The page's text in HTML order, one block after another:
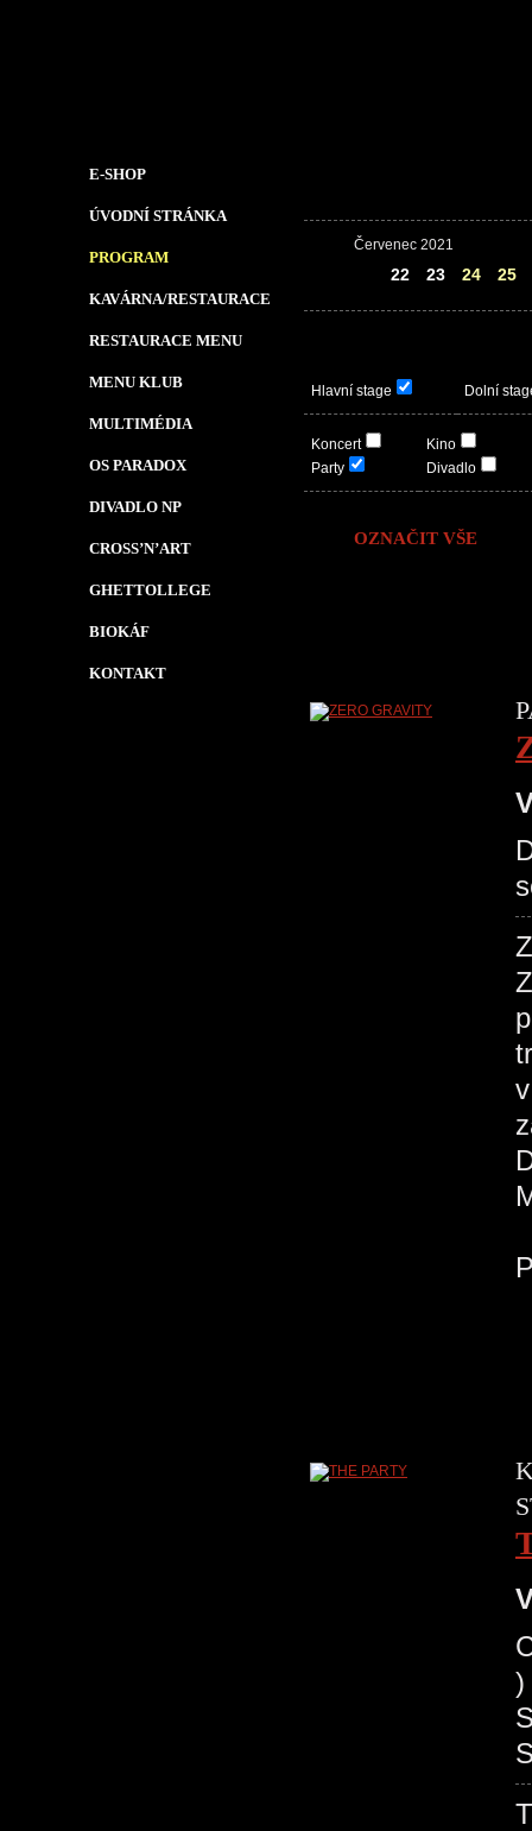
E-SHOP
ÚVODNÍ STRÁNKA
PROGRAM
KAVÁRNA/RESTAURACE
RESTAURACE MENU
MENU KLUB
MULTIMÉDIA
OS PARADOX
DIVADLO NP
CROSS’N’ART
GHETTOLLEGE
BIOKÁF
KONTAKT
Červenec 2021
22 23 24 25
Hlavní stage Dolní
Koncert
Party
Kino
Divadlo
OZNAČIT VŠE
)